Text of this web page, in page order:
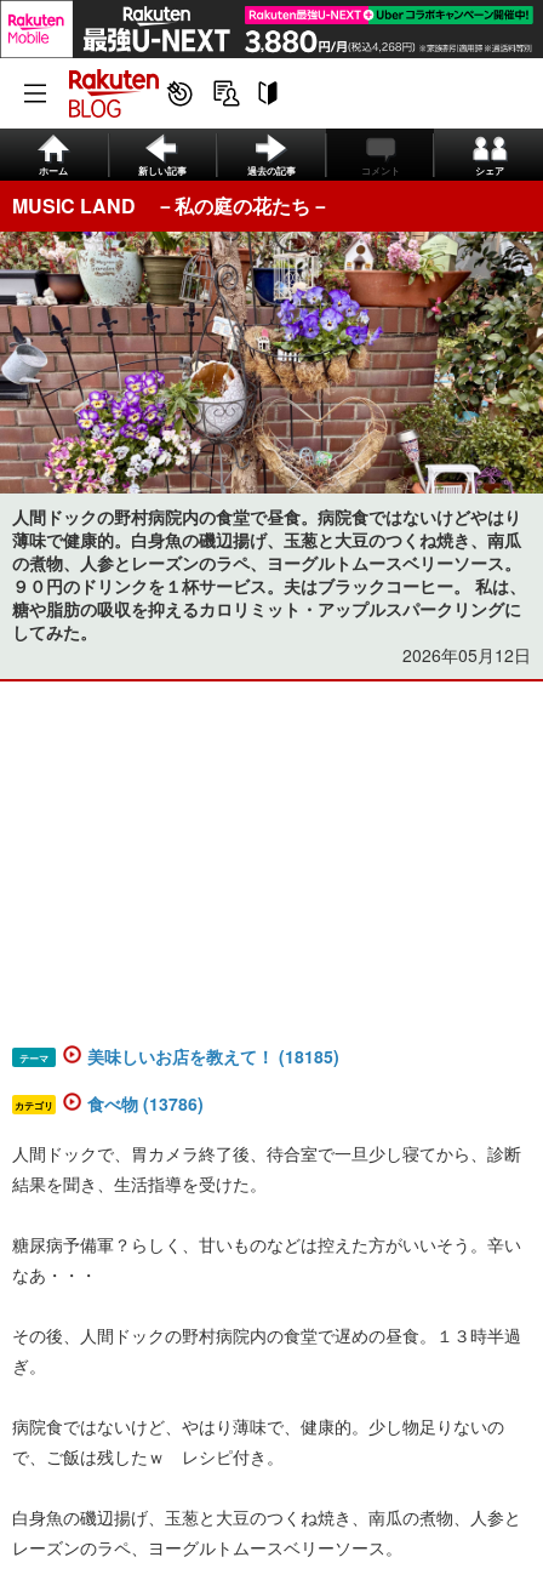
ホーム 新しい記事 過去の記事 コメント シェア
MUSIC LAND －私の庭の花たち－
人間ドックの野村病院内の食堂で昼食。病院食ではないけどやはり
薄味で健康的。白身魚の磯辺揚げ、玉葱と大豆のつくね焼き、南瓜
の煮物、人参とレーズンのラペ、ヨーグルトムースベリーソース。
９０円のドリンクを１杯サービス。夫はブラックコーヒー。 私は、
糖や脂肪の吸収を抑えるカロリミット・アップルスパークリングに
してみた。
2026年05月12日
テーマ 美味しいお店を教えて！ (18185)
カテゴリ 食べ物 (13786)
人間ドックで、胃カメラ終了後、待合室で一旦少し寝てから、診断
結果を聞き、生活指導を受けた。
糖尿病予備軍？らしく、甘いものなどは控えた方がいいそう。辛い
なあ・・・
その後、人間ドックの野村病院内の食堂で遅めの昼食。１３時半過
ぎ。
病院食ではないけど、やはり薄味で、健康的。少し物足りないの
で、ご飯は残したｗ レシピ付き。
白身魚の磯辺揚げ、玉葱と大豆のつくね焼き、南瓜の煮物、人参と
レーズンのラペ、ヨーグルトムースベリーソース。